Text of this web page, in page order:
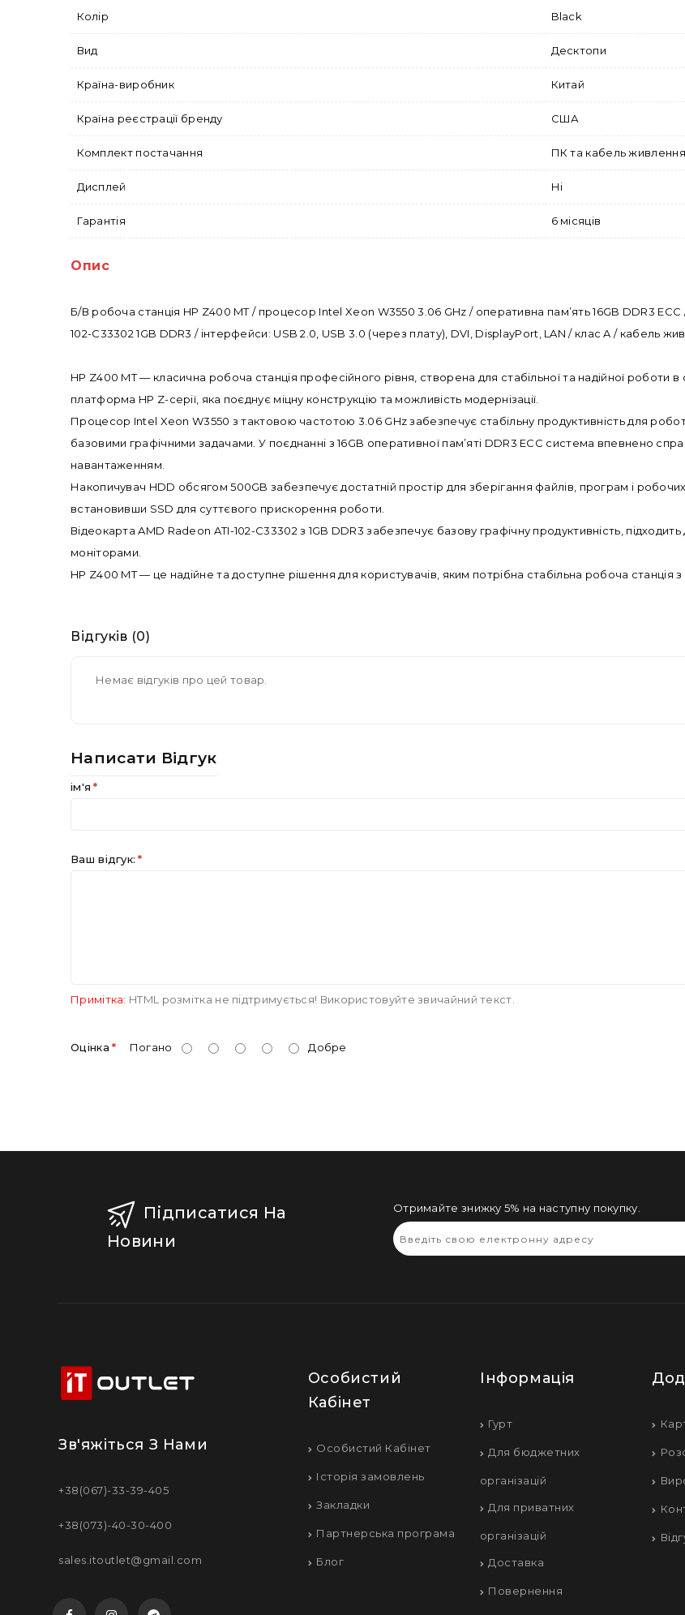
Колір Black
Вид Десктопи
Країна-виробник Китай
Країна реєстрації бренду США
Комплект постачання ПК та кабель живлення
Дисплей Ні
Гарантія 6 місяців
Опис
Б/В робоча станція HP Z400 MT / процесор Intel Xeon W3550 3.06 GHz / оперативна пам’ять 16GB DDR3
102-C33302 1GB DDR3 / інтерфейси: USB 2.0, USB 3.0 (через плату), DVI, DisplayPort, LAN / клас A / кабель
HP Z400 MT — класична робоча станція професійного рівня, створена для стабільної та надійної роботи
платформа HP Z-серії, яка поєднує міцну конструкцію та можливість модернізації.
Процесор Intel Xeon W3550 з тактовою частотою 3.06 GHz забезпечує стабільну продуктивність для
базовими графічними задачами. У поєднанні з 16GB оперативної пам’яті DDR3 ECC система впевнено
навантаженням.
Накопичувач HDD обсягом 500GB забезпечує достатній простір для зберігання файлів, програм і
встановивши SSD для суттєвого прискорення роботи.
Відеокарта AMD Radeon ATI-102-C33302 з 1GB DDR3 забезпечує базову графічну продуктивність,
моніторами.
HP Z400 MT — це надійне та доступне рішення для користувачів, яким потрібна стабільна робоча
Відгуків (0)
Немає відгуків про цей товар.
Написати Відгук
ім'я
Ваш відгук:
Примітка: HTML розмітка не підтримується! Використовуйте звичайний текст.
Оцінка Погано Добре
Підписатися На
Новини
Отримайте знижку 5% на наступну покупку.
Зв'яжіться З Нами
+38(067)-33-39-405
+38(073)-40-30-400
sales.itoutlet@gmail.com
Особистий
Кабінет
Особистий Кабінет
Історія замовлень
Закладки
Партнерська програма
Блог
Інформація
Гурт
Для бюджетних
організацій
Для приватних
організацій
Доставка
Повернення